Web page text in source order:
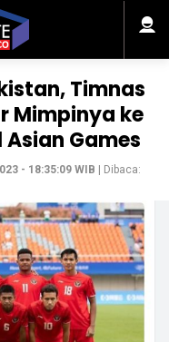
Timnas
Mimpinya ke
Games
- 18:35:09 WIB | Dibaca: